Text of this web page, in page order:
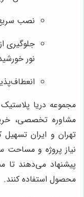
نصب
جلوگیری
نور
مجموعه دریا
مشاوره تخصصی،
تهران و ایران
نیاز پروژه و مساحت
پیشنهاد می‌دهند تا
محصول استفاده کنند.